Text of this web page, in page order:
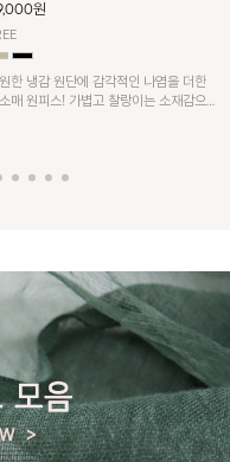
원
한 냉감 원단에 감각적인 나염을 더한
매 원피스! 가볍고 찰랑이는 소재감으로